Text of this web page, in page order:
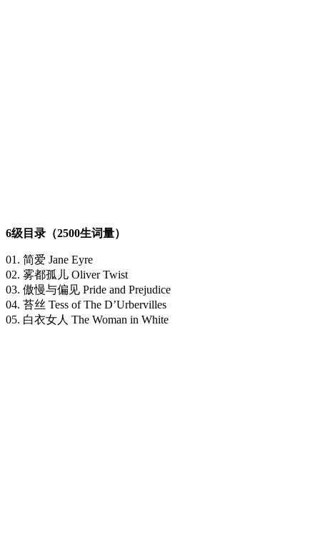
6级目录（2500生词量）
01. 简爱 Jane Eyre
02. 雾都孤儿 Oliver Twist
03. 傲慢与偏见 Pride and Prejudice
04. 苔丝 Tess of The D’Urbervilles
05. 白衣女人 The Woman in White